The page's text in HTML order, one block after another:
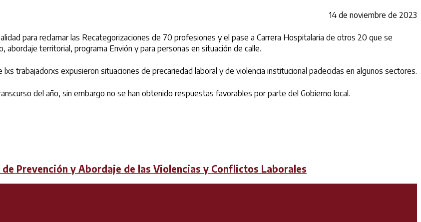
14 de noviembre de 2023
para reclamar las Recategorizaciones de 70 profesiones y el pase a Carrera Hospitalaria de otros 20 que se
territorial, programa Envión y para personas en situación de calle.
trabajadorxs expusieron situaciones de precariedad laboral y de violencia institucional padecidas en algunos sectores.
del año, sin embargo no se han obtenido respuestas favorables por parte del Gobierno local.
Prevención y Abordaje de las Violencias y Conflictos Laborales